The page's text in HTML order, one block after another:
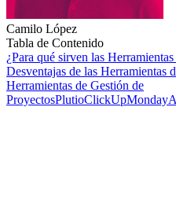
Camilo López
Tabla de Contenido
¿Para qué sirven las
Desventajas de las Herramientas
Herramientas de Gestión de
ProyectosPlutioClickUpMonday